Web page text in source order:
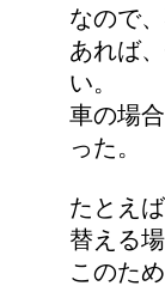
なので
あれば
い。
車の場
った。
たとえ
替える
このた